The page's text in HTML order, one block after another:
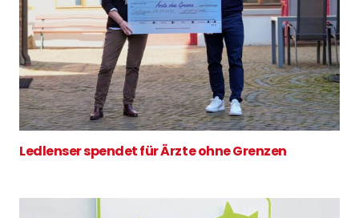
Ledlenser spendet für Ärzte ohne Grenzen